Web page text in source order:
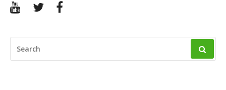
YouTubeTwitter
FOR: